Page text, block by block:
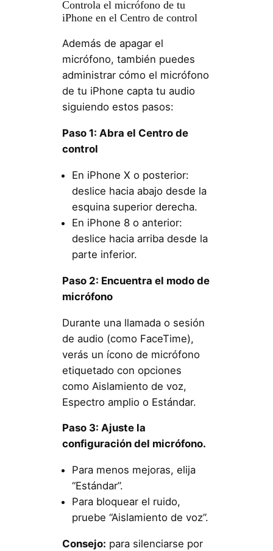
Controla el micrófono de tu
iPhone en el Centro de control
Además de apagar el
micrófono, también puedes
administrar cómo el micrófono
de tu iPhone capta tu audio
siguiendo estos pasos:
Paso 1: Abra el Centro de
control
En iPhone X o posterior:
deslice hacia abajo desde la
esquina superior derecha.
En iPhone 8 o anterior:
deslice hacia arriba desde la
parte inferior.
Paso 2: Encuentra el modo de
micrófono
Durante una llamada o sesión
de audio (como FaceTime),
verás un ícono de micrófono
etiquetado con opciones
como Aislamiento de voz,
Espectro amplio o Estándar.
Paso 3: Ajuste la
configuración del micrófono.
Para menos mejoras, elija
“Estándar”.
Para bloquear el ruido,
pruebe “Aislamiento de voz”.
Consejo: para silenciarse por